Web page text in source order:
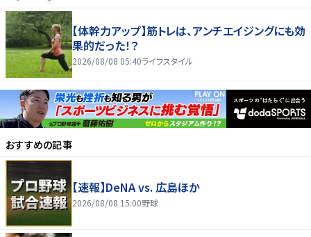
【体幹力アップ】筋トレは、アンチエイジングにも効
果的だった！？
2026/08/08 05:40ライフスタイル
おすすめの記事
【速報】DeNA vs. 広島ほか
2026/08/08 15:00野球